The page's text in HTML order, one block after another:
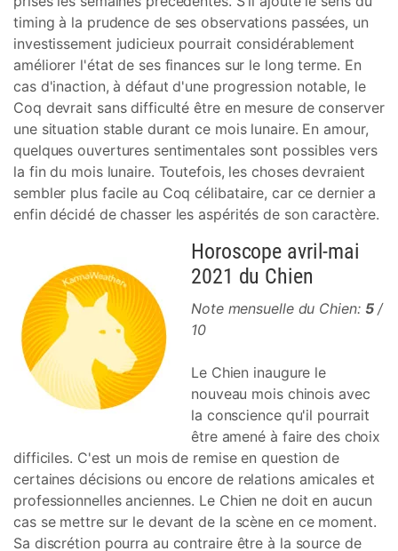
timing à la prudence de ses observations passées, un
investissement judicieux pourrait considérablement
améliorer l'état de ses finances sur le long terme. En
cas d'inaction, à défaut d'une progression notable, le
Coq devrait sans difficulté être en mesure de conserver
une situation stable durant ce mois lunaire. En amour,
quelques ouvertures sentimentales sont possibles vers
la fin du mois lunaire. Toutefois, les choses devraient
sembler plus facile au Coq célibataire, car ce dernier a
enfin décidé de chasser les aspérités de son caractère.
Horoscope avril-mai
2021 du Chien
Note mensuelle du Chien: 5/
10
Le Chien inaugure le
nouveau mois chinois avec
la conscience qu'il pourrait
être amené à faire des choix
difficiles. C'est un mois de remise en question de
certaines décisions ou encore de relations amicales et
professionnelles anciennes. Le Chien ne doit en aucun
cas se mettre sur le devant de la scène en ce moment.
Sa discrétion pourra au contraire être à la source de